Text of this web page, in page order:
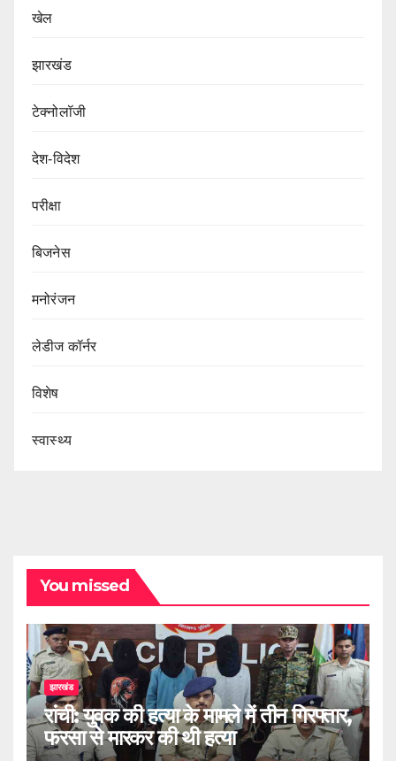
खेल
झारखंड
टेक्नोलॉजी
देश-विदेश
परीक्षा
बिजनेस
मनोरंजन
लेडीज कॉर्नर
विशेष
स्वास्थ्य
You missed
झारखंड
रांची: युवक की हत्या के मामले में तीन गिरफ्तार,
फरसा से मारकर की थी हत्या